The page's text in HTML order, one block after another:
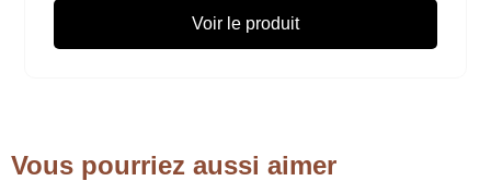
Voir le produit
Vous pourriez aussi aimer